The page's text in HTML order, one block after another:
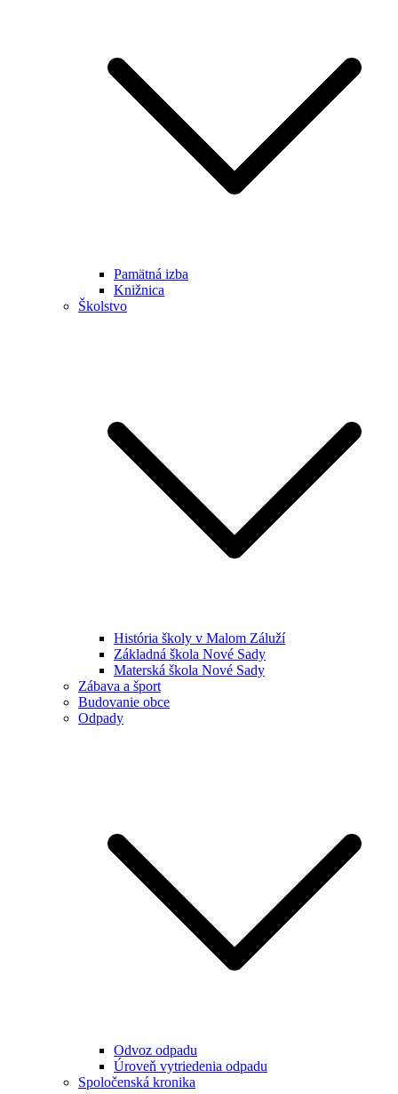
Pamätná izba
Knižnica
Školstvo
História školy v Malom Záluží
Základná škola Nové Sady
Materská škola Nové Sady
Zábava a šport
Budovanie obce
Odpady
Odvoz odpadu
Úroveň vytriedenia odpadu
Spoločenská kronika